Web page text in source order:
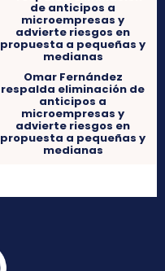
Omar Fernández
respalda eliminación de
anticipos a
microempresas y
advierte riesgos en
propuesta a pequeñas y
medianas